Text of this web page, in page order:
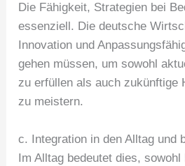
Die Fähigkeit, Strategien bei
essenziell. Die deutsche
Innovation und
gehen müssen, um sowohl
zu erfüllen als auch zukünftige
zu meistern.
c. Integration in den Alltag und
Im Alltag bedeutet dies,